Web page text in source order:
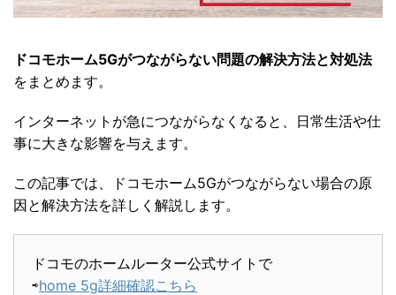
ドコモホーム5Gがつながらない問題の解決方法と対処法
をまとめます。
インターネットが急につながらなくなると、日常生活や仕
事に大きな影響を与えます。
この記事では、ドコモホーム5Gがつながらない場合の原
因と解決方法を詳しく解説します。
ドコモのホームルーター公式サイトで
⇨home 5g詳細確認こちら